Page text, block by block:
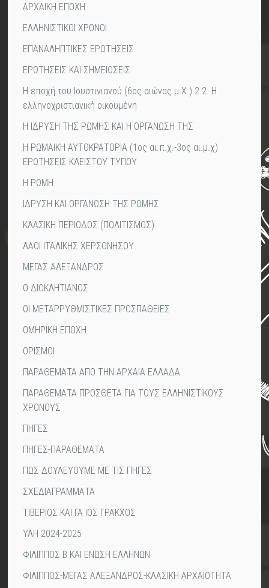
ΑΡΧΑΙΚΗ ΕΠΟΧΗ
ΕΛΛΗΝΙΣΤΙΚΟΙ ΧΡΟΝΟΙ
ΕΠΑΝΑΛΗΠΤΙΚΕΣ ΕΡΩΤΗΣΕΙΣ
ΕΡΩΤΗΣΕΙΣ ΚΑΙ ΣΗΜΕΙΩΣΕΙΣ
Η εποχή του Ιουστινιανού (6ος αιώνας μ.Χ.) 2.2. Η
ελληνοχριστιανική οικουμένη
Η ΙΔΡΥΣΗ ΤΗΣ ΡΩΜΗΣ ΚΑΙ Η ΟΡΓΑΝΩΣΗ ΤΗΣ
Η ΡΩΜΑΙΚΗ ΑΥΤΟΚΡΑΤΟΡΙΑ (1ος αι.π.χ.-3ος αι.μ.χ)
ΕΡΩΤΗΣΕΙΣ ΚΛΕΙΣΤΟΥ ΤΥΠΟΥ
Η ΡΩΜΗ
ΙΔΡΥΣΗ ΚΑΙ ΟΡΓΑΝΩΣΗ ΤΗΣ ΡΩΜΗΣ
ΚΛΑΣΙΚΗ ΠΕΡΙΟΔΟΣ (ΠΟΛΙΤΙΣΜΟΣ)
ΛΑΟΙ ΙΤΑΛΙΚΗΣ ΧΕΡΣΟΝΗΣΟΥ
ΜΕΓΑΣ ΑΛΕΞΑΝΔΡΟΣ
Ο ΔΙΟΚΛΗΤΙΑΝΟΣ
ΟΙ ΜΕΤΑΡΡΥΘΜΙΣΤΙΚΕΣ ΠΡΟΣΠΑΘΕΙΕΣ
ΟΜΗΡΙΚΗ ΕΠΟΧΗ
ΟΡΙΣΜΟΙ
ΠΑΡΑΘΕΜΑΤΑ ΑΠΟ ΤΗΝ ΑΡΧΑΙΑ ΕΛΛΑΔΑ
ΠΑΡΑΘΕΜΑΤΑ ΠΡΟΣΘΕΤΑ ΓΙΑ ΤΟΥΣ ΕΛΛΗΝΙΣΤΙΚΟΥΣ
ΧΡΟΝΟΥΣ
ΠΗΓΕΣ
ΠΗΓΕΣ-ΠΑΡΑΘΕΜΑΤΑ
ΠΩΣ ΔΟΥΛΕΥΟΥΜΕ ΜΕ ΤΙΣ ΠΗΓΕΣ
ΣΧΕΔΙΑΓΡΑΜΜΑΤΑ
ΤΙΒΕΡΙΟΣ ΚΑΙ ΓΑ ΙΟΣ ΓΡΑΚΧΟΣ
ΥΛΗ 2024-2025
ΦΙΛΙΠΠΟΣ Β ΚΑΙ ΕΝΩΣΗ ΕΛΛΗΝΩΝ
ΦΙΛΙΠΠΟΣ-ΜΕΓΑΣ ΑΛΕΞΑΝΔΡΟΣ-ΚΛΑΣΙΚΗ ΑΡΧΑΙΟΤΗΤΑ